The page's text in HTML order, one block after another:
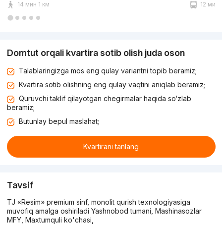
14 мин 1 км 12 мин
Domtut orqali kvartira sotib olish juda oson
Talablaringizga mos eng qulay variantni topib beramiz;
Kvartira sotib olishning eng qulay vaqtini aniqlab beramiz;
Quruvchi taklif qilayotgan chegirmalar haqida so‘zlab
beramiz;
Butunlay bepul maslahat;
Kvartirani tanlang
Tavsif
TJ «Resim» premium sinf, monolit qurish texnologiyasiga
muvofiq amalga oshiriladi Yashnobod tumani, Mashinasozlar
MFY, Maxtumquli ko'chasi,